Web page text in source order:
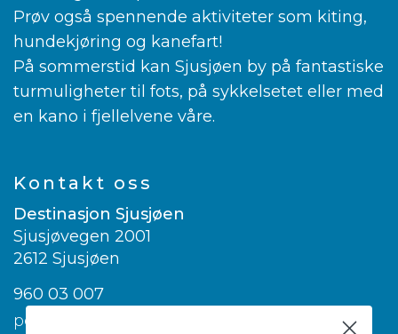
Prøv også spennende aktiviteter som kiting,
hundekjøring og kanefart!
På sommerstid kan Sjusjøen by på fantastiske
turmuligheter til fots, på sykkelsetet eller med
en kano i fjellelvene våre.
Kontakt oss
Destinasjon Sjusjøen
Sjusjøvegen 2001
2612 Sjusjøen
960 03 007
post@visitsjusjoen.no